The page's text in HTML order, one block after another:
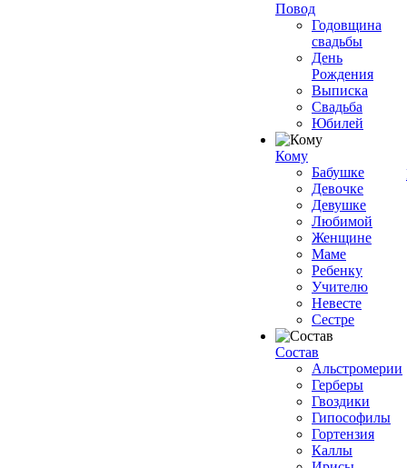
Повод
Годовщина
свадьбы
День
Рождения
Выписка
Свадьба
Юбилей
Кому
Бабушке
Девочке
Девушке
Любимой
Женщине
Маме
Ребенку
Учителю
Невесте
Сестре
Состав
Альстромерии
Герберы
Гвоздики
Гипософилы
Гортензия
Каллы